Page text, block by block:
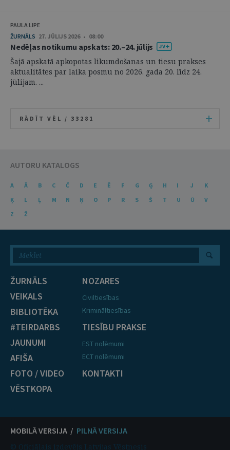
PAULA LIPE
ŽURNĀLS 27. JŪLIJS 2026 • 08:00
Nedēļas notikumu apskats: 20.–24. jūlijs
Šajā apskatā apkopotas likumdošanas un tiesu prakses
aktualitātes par laika posmu no 2026. gada 20. līdz 24.
jūlijam. ...
RĀDĪT VĒL / 33281
AUTORU KATALOGS
A Ā B C Č D E Ē F G Ģ H I J
K
Ķ
L Ļ M N Ņ O P R S Š T U Ū
V
Z
Ž
ŽURNĀLS
VEIKALS
BIBLIOTĒKA
#TEIRDARBS
JAUNUMI
AFIŠA
FOTO / VIDEO
VĒSTKOPA
NOZARES
Civiltiesības
Krimināltiesības
TIESĪBU PRAKSE
EST nolēmumi
ECT nolēmumi
KONTAKTI
MOBILĀ VERSIJA / PILNĀ VERSIJA
© Oficiālais izdevējs Latvijas Vēstnesis